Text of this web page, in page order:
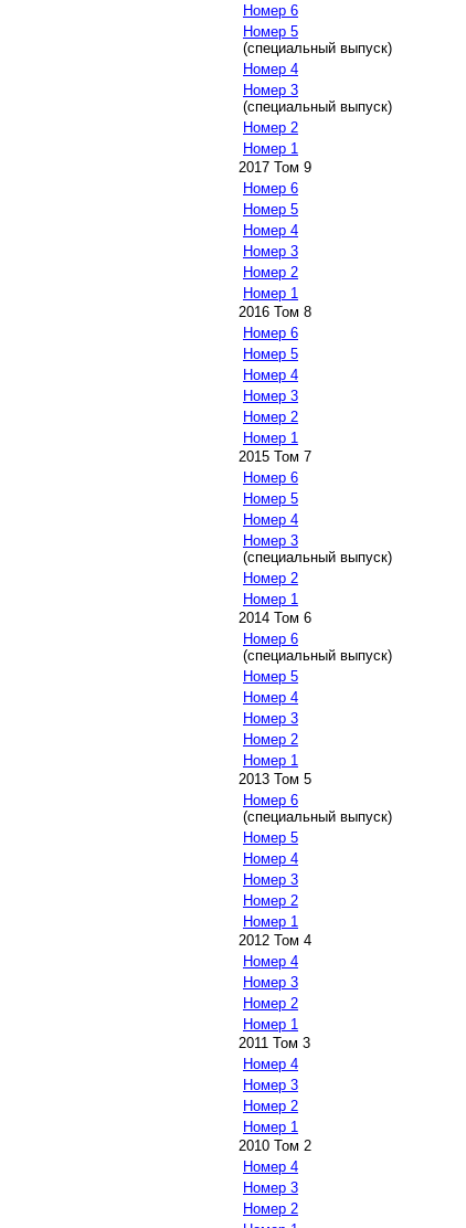
Номер 6
Номер 5
(специальный выпуск)
Номер 4
Номер 3
(специальный выпуск)
Номер 2
Номер 1
2017 Том 9
Номер 6
Номер 5
Номер 4
Номер 3
Номер 2
Номер 1
2016 Том 8
Номер 6
Номер 5
Номер 4
Номер 3
Номер 2
Номер 1
2015 Том 7
Номер 6
Номер 5
Номер 4
Номер 3
(специальный выпуск)
Номер 2
Номер 1
2014 Том 6
Номер 6
(специальный выпуск)
Номер 5
Номер 4
Номер 3
Номер 2
Номер 1
2013 Том 5
Номер 6
(специальный выпуск)
Номер 5
Номер 4
Номер 3
Номер 2
Номер 1
2012 Том 4
Номер 4
Номер 3
Номер 2
Номер 1
2011 Том 3
Номер 4
Номер 3
Номер 2
Номер 1
2010 Том 2
Номер 4
Номер 3
Номер 2